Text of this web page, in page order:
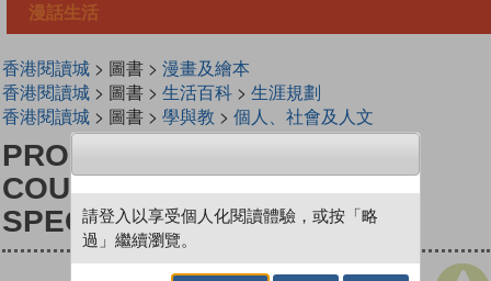
漫話生活
香港閱讀城> 圖書 > 漫畫及繪本
香港閱讀城> 圖書 > 生活百科> 生涯規劃
香港閱讀城> 圖書 > 學與教 > 個人、社會及人文
PROFESSION SERIES (21) ~
COUNTDOWN 《EOD
SPECIALIST》
請登入以享受個人化閱讀體驗，或按「略
過」繼續瀏覽。